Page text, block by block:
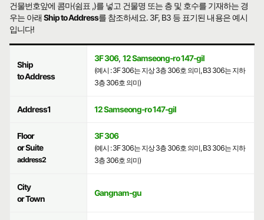
건물번호앞에 콤마(쉼표 ,)를 넣고 건물명 또는 층 및 호수를 기재하는 경
우는 아래Ship to Address를 참조하세요. 3F, B3 등 표기된 내용은 예시
입니다!
Ship
to Address
3F 306, 12 Samseong-ro 147-gil
(예시 : 3F 306는 지상 3층 306호 의미, B3 306는 지하
3층 306호 의미)
Address1 12 Samseong-ro 147-gil
Floor
or Suite
address2
3F 306
(예시 : 3F 306는 지상 3층 306호 의미, B3 306는 지하
3층 306호 의미)
City
or Town
Gangnam-gu